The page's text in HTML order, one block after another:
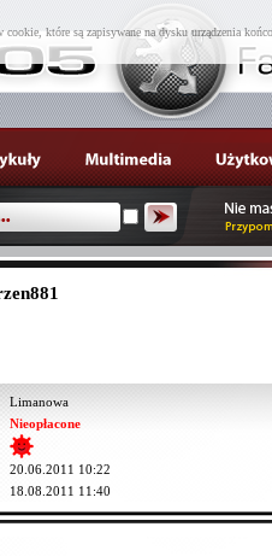
które są zapisywane na dysku urządzenia
Limanowa
Nieopłacone
20.06.2011 10:22
18.08.2011 11:40